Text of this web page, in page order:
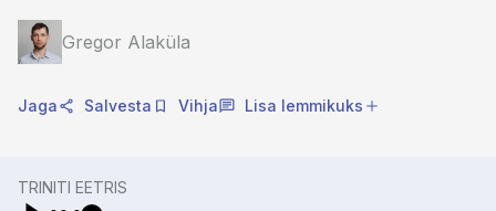
Gregor Alaküla
Jaga Salvesta Vihja Lisa lemmikuks
TRINITI EETRIS